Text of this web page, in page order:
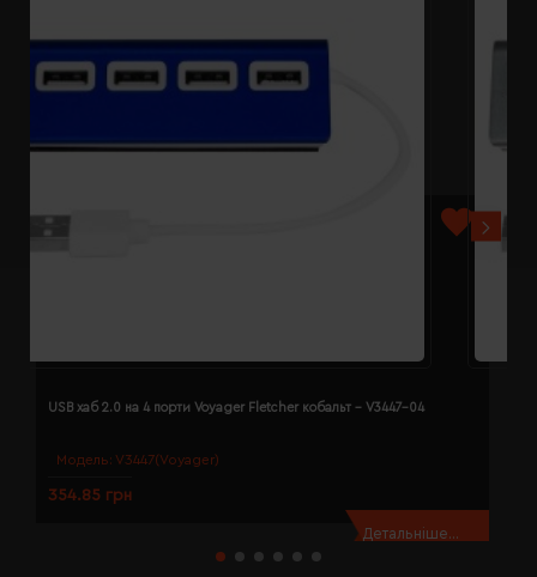
Модель: V3447(Voyager)
USB хаб 2.0 на 4 порти Voyager Fletcher кобальт - V3447-04
354.85 грн
Детальніше...